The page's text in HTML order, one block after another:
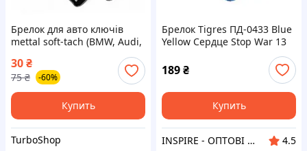
Брелок для авто ключів
mettal soft-tach (BMW, Audi,
Volkswagen, Mercedes-Benz,
Toyota, Lexus)
30₴
75 ₴ -60%
Купить
TurboShop
Брелок Tigres ПД-0433 Blue
Yellow Сердце Stop War 13
189₴
Купить
INSPIRE - ОПТОВІ ПРОДАЖІ ТА БЕЗГОТІВКА ДЛЯ БІЗНЕСУ
4.5